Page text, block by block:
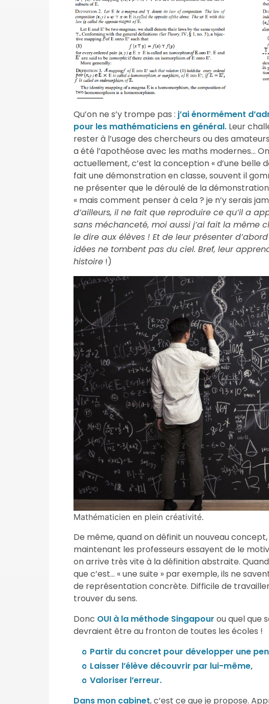
Qu’on ne s’y trompe pas : j’ai énormément
pour les mathématiciens en général. Leur
rester à l’usage des chercheurs ou des
a été l’apothéose avec les maths modernes…
actuellement, c’est la conception « d’une belle
fait une démonstration en classe, souvent il
ne présenter que le déroulé de la
« mais comment penser à cela ? je n’y serais
d’ailleurs, il ne fait que reproduire ce qu’il a
sans méchanceté, moi aussi j’ai fait la même
le dire aux élèves ! Et de leur présenter
idées ne tombent pas du ciel. Bref, leur
histoire !)
Mathématicien en plein créativité.
De même, quand on définit un nouveau
maintenant les professeurs essayent de le
on arrive très vite à la définition abstraite.
que c’est… « une suite » par exemple, ils ne
de représentation concrète. Difficile de
trouver du sens.
Donc OUI à la méthode Singapour ou quel que
devraient être au fronton de toutes les écoles !
Partir du concret pour développer une
Laisser l’élève découvrir par lui-même,
Valoriser l’erreur.
Dans mon cabinet, c’est ce que je propose.